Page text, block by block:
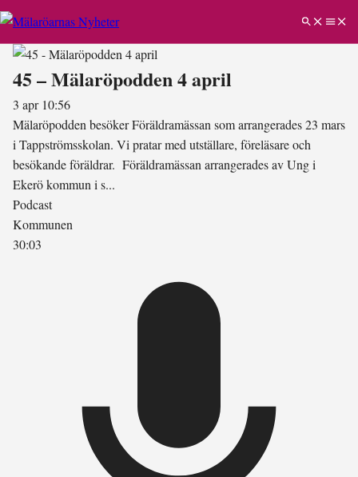
45 – Mälaröpodden 4 april
3 apr 10:56
Mälaröpodden besöker Föräldramässan som arrangerades 23 mars
i Tappströmsskolan. Vi pratar med utställare, föreläsare och
besökande föräldrar. Föräldramässan arrangerades av Ung i
Ekerö kommun i s...
Podcast
Kommunen
30:03